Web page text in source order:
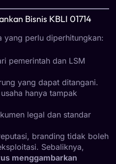
Bisnis KBLI 01714
yang perlu diperhitungkan:
pemerintah dan LSM
yang dapat ditangani.
hanya tampak
legal dan standar
branding tidak boleh
Sebaliknya,
menggambarkan